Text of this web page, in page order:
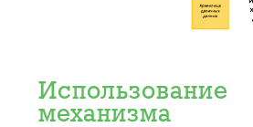
Использование
механизма